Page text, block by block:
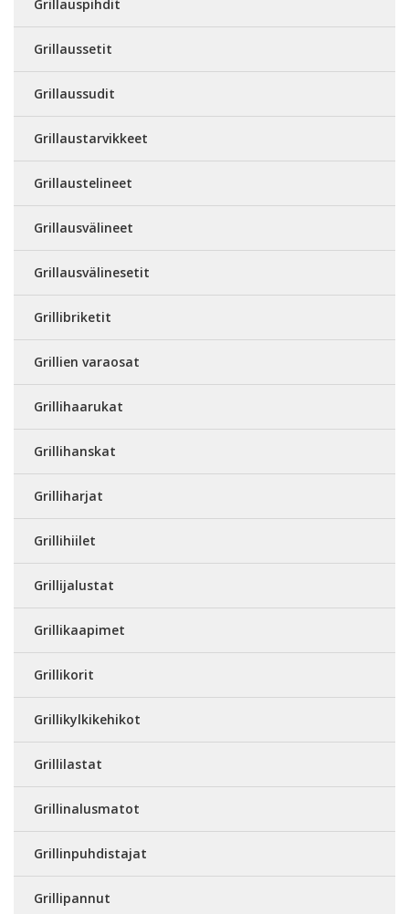
Grillauspihdit
Grillaussetit
Grillaussudit
Grillaustarvikkeet
Grillaustelineet
Grillausvälineet
Grillausvälinesetit
Grillibriketit
Grillien varaosat
Grillihaarukat
Grillihanskat
Grilliharjat
Grillihiilet
Grillijalustat
Grillikaapimet
Grillikorit
Grillikylkikehikot
Grillilastat
Grillinalusmatot
Grillinpuhdistajat
Grillipannut